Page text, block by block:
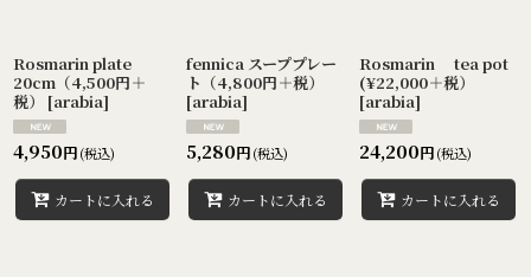
Rosmarin plate
20cm（4,500円＋
税）
[arabia]
4,950円(税込)
カートに入れる
fennica スーププレー
ト（4,800円＋税）
[arabia]
5,280円(税込)
カートに入れる
Rosmarin tea pot
(¥22,000＋税）
[arabia]
24,200円(税込)
カートに入れる